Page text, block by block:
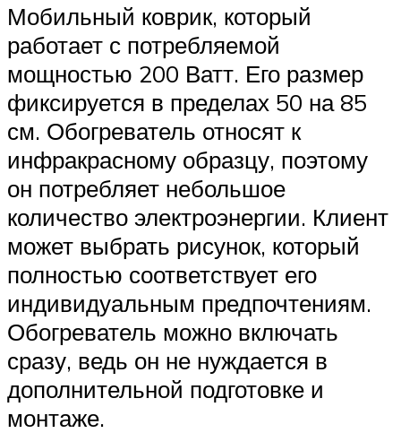
Мобильный коврик, который
работает с потребляемой
мощностью 200 Ватт. Его размер
фиксируется в пределах 50 на 85
см. Обогреватель относят к
инфракрасному образцу, поэтому
он потребляет небольшое
количество электроэнергии. Клиент
может выбрать рисунок, который
полностью соответствует его
индивидуальным предпочтениям.
Обогреватель можно включать
сразу, ведь он не нуждается в
дополнительной подготовке и
монтаже.